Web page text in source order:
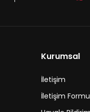
Kurumsal
İletişim
İletişim Formu